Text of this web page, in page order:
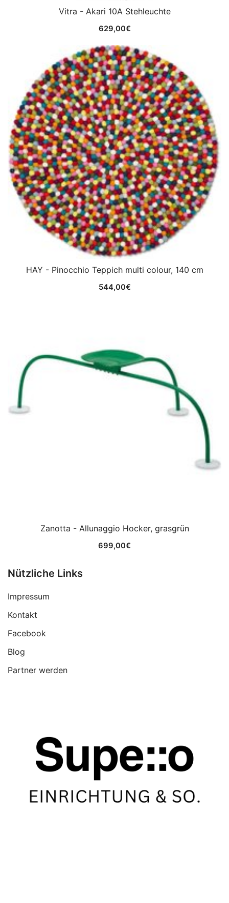
Vitra - Akari 10A Stehleuchte
629,00€
HAY - Pinocchio Teppich multi colour, 140 cm
544,00€
Zanotta - Allunaggio Hocker, grasgrün
699,00€
Nützliche Links
Impressum
Kontakt
Facebook
Blog
Partner werden